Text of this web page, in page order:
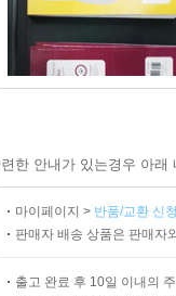
한 안내가 있는경우 아
마이페이지 > 반품/교환 신
판매자 배송 상품은 판매자
출고 완료 후 10일 이내의